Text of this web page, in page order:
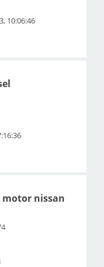
10:06:46
motor nissan